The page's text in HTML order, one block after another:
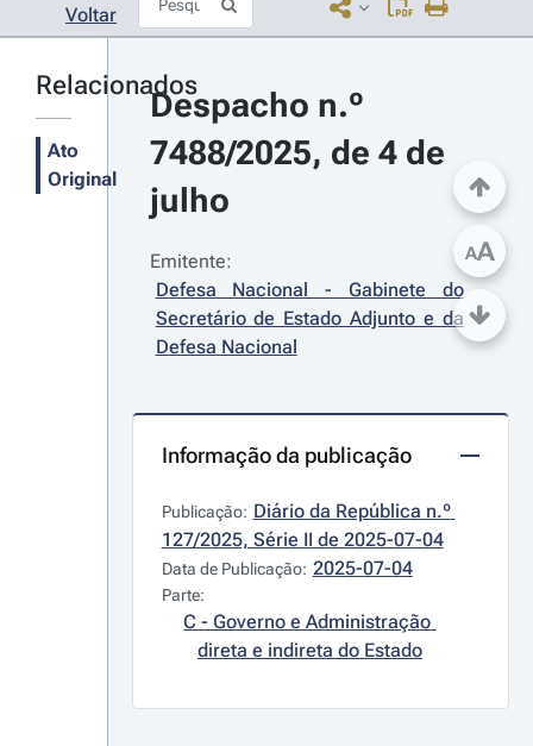
Voltar
Relacionados
Ato
Original
Despacho n.º
7488/2025, de 4 de
julho
Emitente:
Defesa Nacional - Gabinete do
Secretário de Estado Adjunto e da
Defesa Nacional
Informação da publicação
Publicação: Diário da República n.º
127/2025, Série II de 2025-07-04
Data de Publicação: 2025-07-04
Parte:
C - Governo e Administração
direta e indireta do Estado
AA